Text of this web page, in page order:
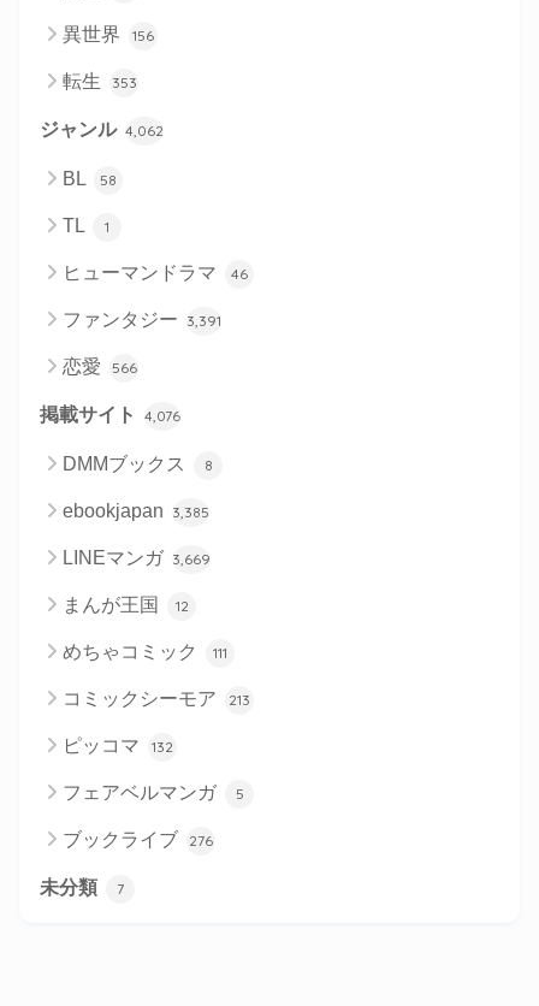
異世界 156
転生 353
ジャンル 4,062
BL 58
TL 1
ヒューマンドラマ 46
ファンタジー 3,391
恋愛 566
掲載サイト 4,076
DMMブックス 8
ebookjapan 3,385
LINEマンガ 3,669
まんが王国 12
めちゃコミック 111
コミックシーモア 213
ピッコマ 132
フェアベルマンガ 5
ブックライブ 276
未分類 7